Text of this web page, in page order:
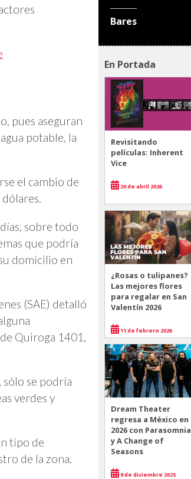
pues aseguran
potable, la
el cambio de
sobre todo
que podría
domicilio en
(SAE) detalló
Quiroga 1401,
sólo se podría
verdes y
tipo de
de la zona.
Bares
En Portada
Revisitando
películas: Inherent
Vice
20 de abril 2026
¿Rosas o tulipanes?
Las mejores flores
para regalar en San
Valentín 2026
11 de febrero 2026
Dream Theater
regresa a México en
2026 con Parasomnia
y A Change of
Seasons
9 de diciembre 2025